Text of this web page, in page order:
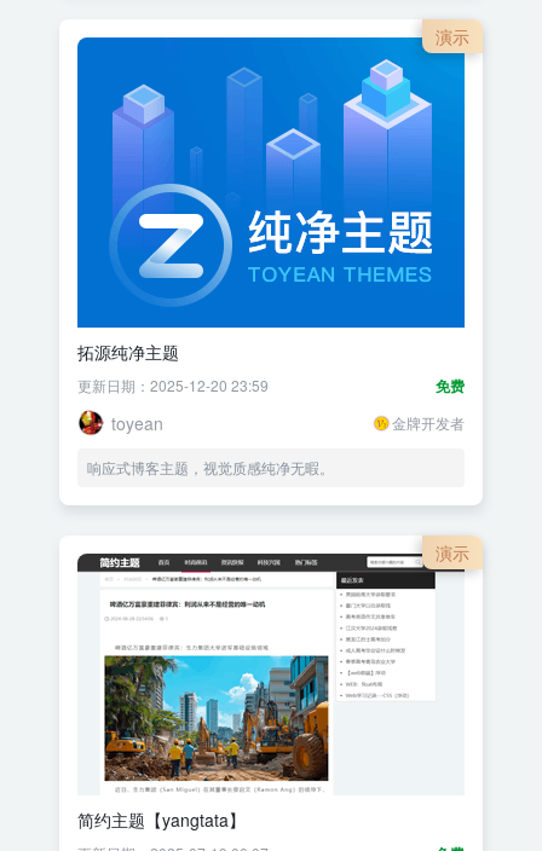
演示
拓源纯净主题
免费
更新日期：2025-12-20 23:59
toyean 金牌开发者
响应式博客主题，视觉质感纯净无暇。
演示
简约主题【yangtata】